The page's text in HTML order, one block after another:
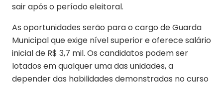
sair após o período eleitoral.
As oportunidades serão para o cargo de Guarda
Municipalque exige nível superior e oferece salário
inicial de R$ 3,7 mil. Os candidatos podem ser
lotados em qualquer uma das unidades, a
depender das habilidades demonstradas no curso